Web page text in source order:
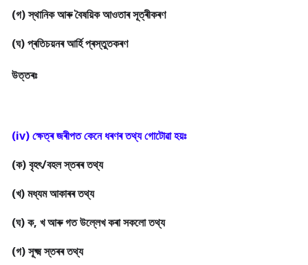
(গ) স্থানিক আৰু বৈষয়িক আওতাৰ সূত্ৰীকৰণ
(ঘ) প্ৰতিচয়নৰ আৰ্হি প্ৰস্তুতকৰণ
উত্তৰঃ
(ক) বৃহৎ/বহল স্তৰৰ তথ্য
(খ) মধ্যম আকাৰৰ তথ্য
(ঘ) ক, খ আৰু গত উল্লেখ কৰা সকলো তথ্য
(গ) সূক্ষ্ম স্তৰৰ তথ্য